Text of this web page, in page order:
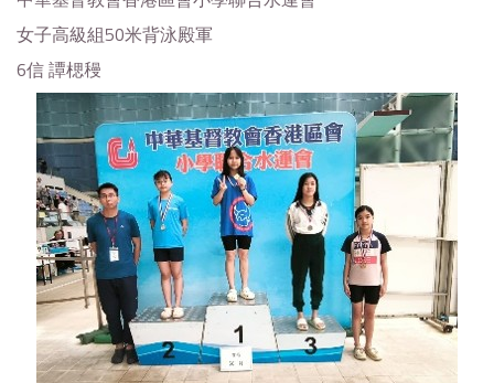
女子高級組50米背泳殿軍
6信 譚楒䅼